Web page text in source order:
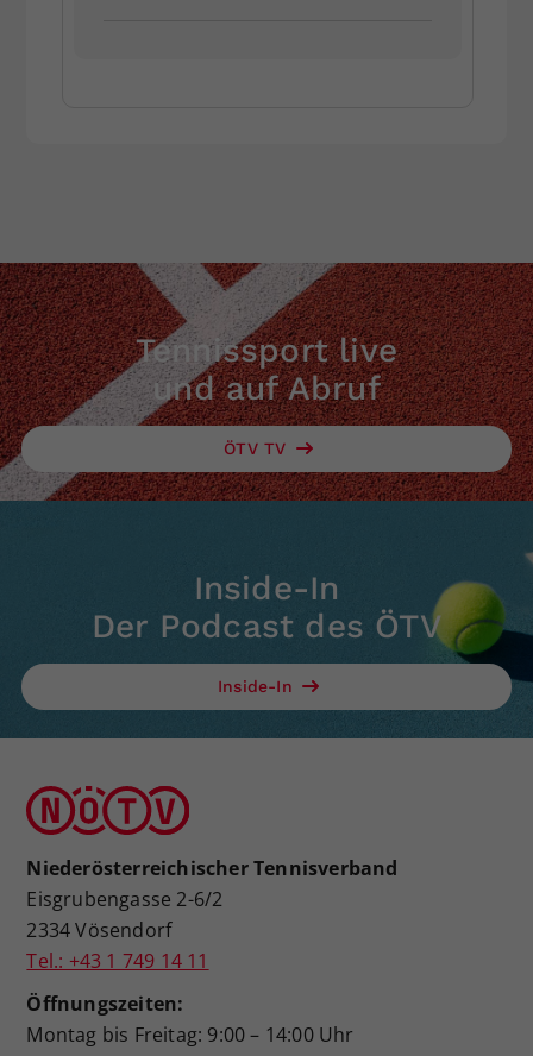
Tennissport live
und auf Abruf
ÖTV TV
Inside-In
Der Podcast des ÖTV
Inside-In
Niederösterreichischer Tennisverband
Eisgrubengasse 2-6/2
2334 Vösendorf
Tel.: +43 1 749 14 11
Öffnungszeiten:
Montag bis Freitag: 9:00 – 14:00 Uhr